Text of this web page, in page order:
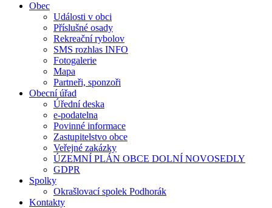
Obec
Události v obci
Příslušné osady
Rekreační rybolov
SMS rozhlas INFO
Fotogalerie
Mapa
Partneři, sponzoři
Obecní úřad
Úřední deska
e-podatelna
Povinné informace
Zastupitelstvo obce
Veřejné zakázky
ÚZEMNÍ PLÁN OBCE DOLNÍ NOVOSEDLY
GDPR
Spolky
Okrašlovací spolek Podhorák
Kontakty